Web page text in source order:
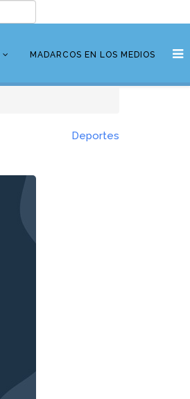
MADARCOS EN LOS MEDIOS
Deportes